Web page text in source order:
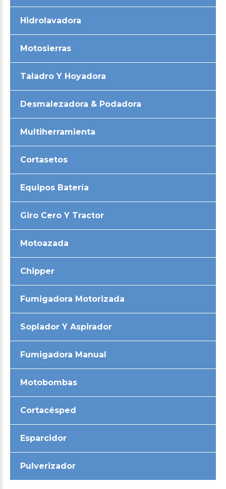
Hidrolavadora
Motosierras
Taladro Y Hoyadora
Desmalezadora & Podadora
Multiherramienta
Cortasetos
Equipos Batería
Giro Cero Y Tractor
Motoazada
Chipper
Fumigadora Motorizada
Soplador Y Aspirador
Fumigadora Manual
Motobombas
Cortacésped
Esparcidor
Pulverizador